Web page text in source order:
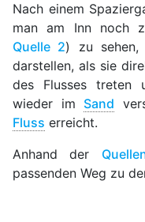
Nach einem
man am Inn noch
Quelle 2) zu sehen,
darstellen, als sie
des Flusses treten
wieder im Sand
Fluss erreicht.
Anhand der
passenden Weg zu